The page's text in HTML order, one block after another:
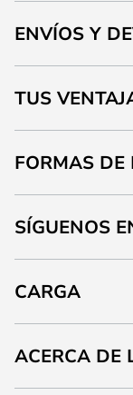
ENVÍOS Y
TUS
FORMAS DE
SÍGUENOS
CARGA
ACERCA DE